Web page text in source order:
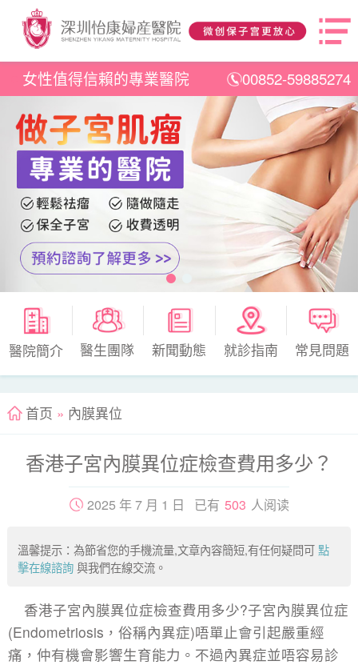
女性值得信賴的專業醫院 00852-59885274
醫院簡介 醫生團隊 新聞動態 就診指南 常見問題
首页 » 內膜異位
香港子宮內膜異位症檢查費用多少？
2025 年 7 月 1 日 已有 503 人阅读
溫馨提示：為節省您的手機流量,文章內容簡短,有任何疑問可點
擊在線諮詢 與我們在線交流。
香港子宮內膜異位症檢查費用多少?子宮內膜異位症
(Endometriosis，俗稱內異症)唔單止會引起嚴重經
痛，仲有機會影響生育能力。不過內異症並唔容易診